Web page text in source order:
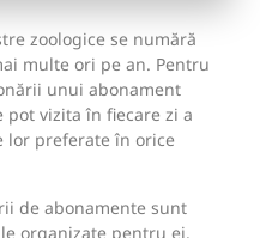
zoologice se numără
multe ori pe an. Pentru
unui abonament
vizita în fiecare zi a
lor preferate în orice
de abonamente sunt
organizate pentru ei.